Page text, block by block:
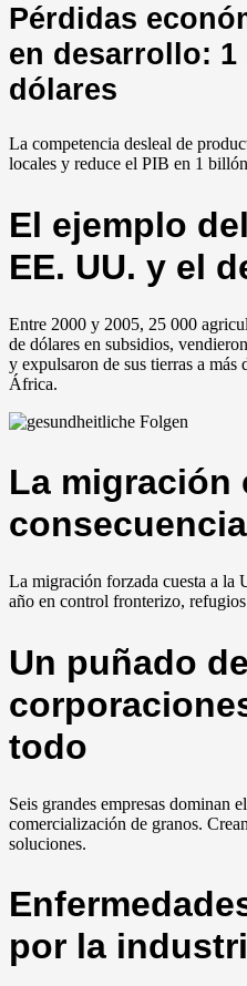
Pérdidas
en desarrollo:
dólares
La competencia desleal de
locales y reduce el PIB en 1
El ejemplo
EE. UU. y el
Entre 2000 y 2005, 25 000
de dólares en subsidios,
y expulsaron de sus tierras a
África.
La migración
La migración forzada cuesta a la
año en control fronterizo,
Un puñado de
todo
Seis grandes empresas dominan
comercialización de granos.
soluciones.
por la